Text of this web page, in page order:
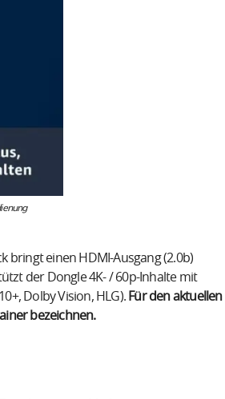
bringt einen HDMI-Ausgang (2.0b)
der Dongle 4K- / 60p-Inhalte mit
Dolby Vision, HLG). Für den aktuellen
bezeichnen.